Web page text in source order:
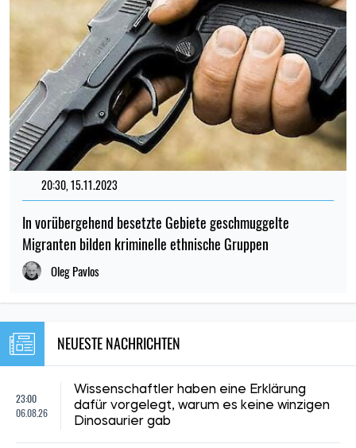
20:30, 15.11.2023
In vorübergehend besetzte Gebiete geschmuggelte
Migranten bilden kriminelle ethnische Gruppen
Oleg Pavlos
NEUESTE NACHRICHTEN
23:00
06.08.26
Wissenschaftler haben eine Erklärung
dafür vorgelegt, warum es keine winzigen
Dinosaurier gab